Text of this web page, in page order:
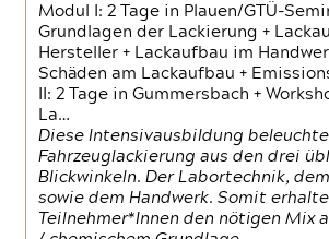
Modul I: 2 Tage in Plauen/GTÜ-
Grundlagen der Lackierung +
Hersteller + Lackaufbau im
Schäden am Lackaufbau +
II: 2 Tage in Gummersbach +
La…
Diese Intensivausbildung
Fahrzeuglackierung aus den drei
Blickwinkeln. Der Labortechnik,
sowie dem Handwerk. Somit
Teilnehmer*Innen den nötigen Mix